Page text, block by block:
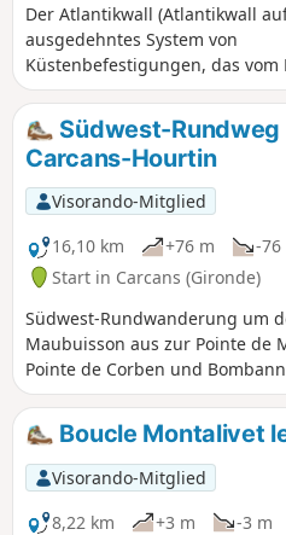
Der Atlantikwall (Atlantikwall
ausgedehntes System von
Küstenbefestigungen, das vom
während des Zweiten
Westküste Europas errichtet
Invasion des Kontinents durch
Großbritannien zu verhindern.
Wanderweg folgt der
den Vorposten, den
Südwest-Rundweg
Carcans-Hourtin
Visorando-Mitglied
16,10 km
+76 m -76
Start in Carcans (Gironde)
Südwest-Rundwanderung um
Maubuisson aus zur Pointe de
Pointe de Corben und
verläuft fast identisch.
Boucle Montalivet
Visorando-Mitglied
8,22 km
+3 m -3 m